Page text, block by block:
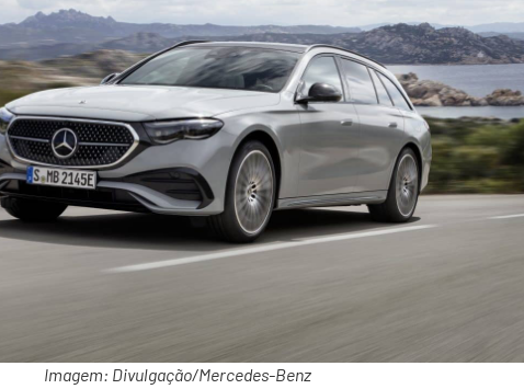
Imagem: Divulgação/Mercedes-Benz